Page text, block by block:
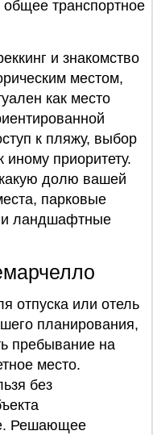
общее транспортное
и знакомство
местом,
как место
к пляжу, выбор
приоритету.
долю вашей
парковые
ландшафтные
отпуска или отель
планирования,
пребывание на
место.
без
Решающее